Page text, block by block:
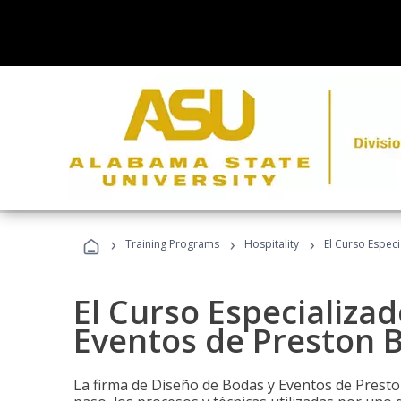
› Training Programs › Hospitality › El Curso
El Curso
Eventos de Preston
La firma de Diseño de Bodas y Eventos de